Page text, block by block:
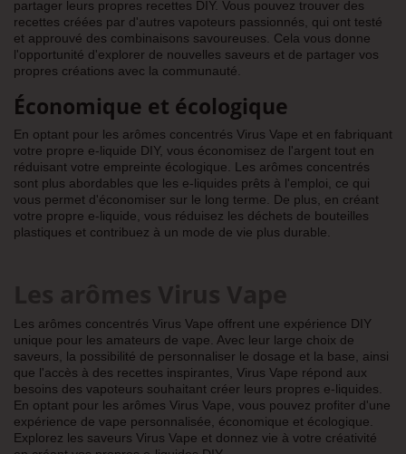
partager leurs propres recettes DIY. Vous pouvez trouver des
recettes créées par d'autres vapoteurs passionnés, qui ont testé
et approuvé des combinaisons savoureuses. Cela vous donne
l'opportunité d'explorer de nouvelles saveurs et de partager vos
propres créations avec la communauté.
Économique et écologique
En optant pour les arômes concentrés Virus Vape et en fabriquant
votre propre e-liquide DIY, vous économisez de l'argent tout en
réduisant votre empreinte écologique. Les arômes concentrés
sont plus abordables que les e-liquides prêts à l'emploi, ce qui
vous permet d'économiser sur le long terme. De plus, en créant
votre propre e-liquide, vous réduisez les déchets de bouteilles
plastiques et contribuez à un mode de vie plus durable.
Les arômes concentrés Virus Vape offrent une expérience DIY
unique pour les amateurs de vape. Avec leur large choix de
saveurs, la possibilité de personnaliser le dosage et la base, ainsi
que l'accès à des recettes inspirantes, Virus Vape répond aux
besoins des vapoteurs souhaitant créer leurs propres e-liquides.
En optant pour les arômes Virus Vape, vous pouvez profiter d'une
expérience de vape personnalisée, économique et écologique.
Explorez les saveurs Virus Vape et donnez vie à votre créativité